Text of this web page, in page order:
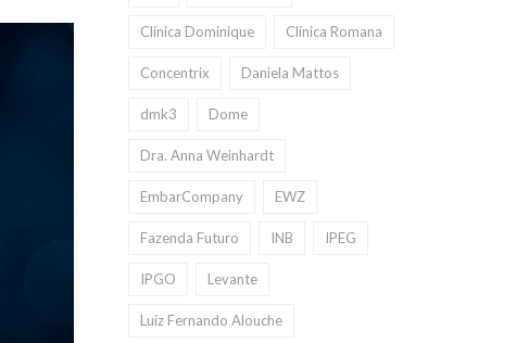
Clínica Dominique Clínica Romana
Concentrix Daniela Mattos
dmk3 Dome
Dra. Anna Weinhardt
EmbarCompany EWZ
Fazenda Futuro INB IPEG
IPGO Levante
Luiz Fernando Alouche